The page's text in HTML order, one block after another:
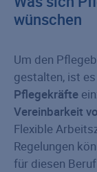
wünschen
Um den
gestalten, ist
Pflegekräfte
Vereinbarkeit
Flexible
Regelungen
für diesen